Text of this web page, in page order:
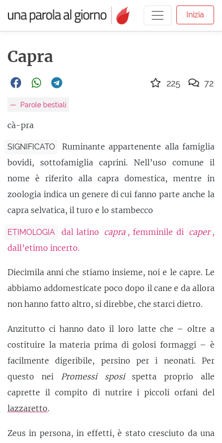
Inizia
Capra
Parole bestiali
cà-pra
SIGNIFICATO
Ruminante appartenente alla famiglia
bovidi, sottofamiglia caprini. Nell’uso comune il
nome è riferito alla capra domestica, mentre in
zoologia indica un genere di cui fanno parte anche la
capra selvatica, il turo e lo stambecco
ETIMOLOGIA dal latino capra , femminile di caper ,
dall’etimo incerto.
Diecimila anni che stiamo insieme, noi e le capre. Le
abbiamo addomesticate poco dopo il cane e da allora
non hanno fatto altro, si direbbe, che starci dietro.
Anzitutto ci hanno dato il loro latte che – oltre a
costituire la materia prima di golosi formaggi – è
facilmente digeribile, persino per i neonati. Per
questo nei
Promessi sposispetta proprio alle
caprette il compito di nutrire i piccoli orfani del
lazzaretto.
Zeus in persona, in effetti, è stato cresciuto da una
225 72